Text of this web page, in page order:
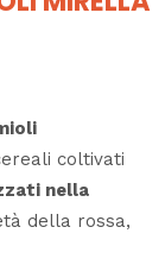
coltivati
nella
della rossa,